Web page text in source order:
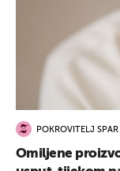
POKROVITELJ
Omiljene